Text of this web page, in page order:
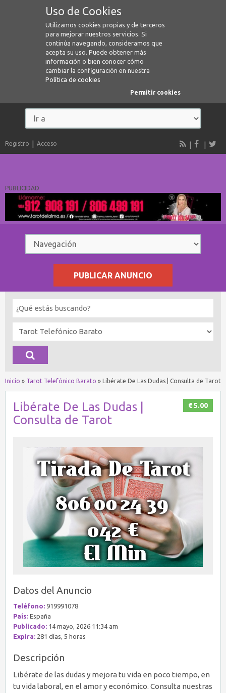
Uso de Cookies
Utilizamos cookies propias y de terceros
para mejorar nuestros servicios. Si
continúa navegando, consideramos que
acepta su uso. Puede obtener más
información o bien conocer cómo
cambiar la configuración en nuestra
Política de cookies
Permitir cookies
Registro Acceso
PUBLICIDAD
PUBLICAR ANUNCIO
Inicio » Tarot Telefónico Barato » Libérate De Las Dudas | Consulta de Tarot
€ 5.00
Libérate De Las Dudas |
Consulta de Tarot
Datos del Anuncio
Teléfono: 919991078
País: España
Publicado: 14 mayo, 2026 11:34 am
Expira: 281 días, 5 horas
Descripción
Libérate de las dudas y mejora tu vida en poco tiempo, en
tu vida laboral, en el amor y económico. Consulta nuestras